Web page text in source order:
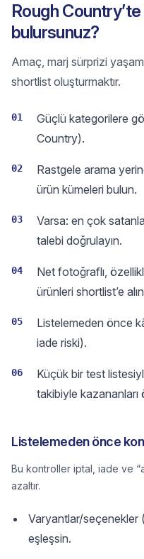
Rough
bulursunuz?
Amaç, marj sürprizi
shortlist oluşturmaktır.
01
Güçlü kategorilere
Country).
02
Rastgele arama
ürün kümeleri bulun.
03
Varsa: en çok
talebi doğrulayın.
04
Net fotoğraflı,
ürünleri shortlist’e
05
Listelemeden önce
iade riski).
06
Küçük bir test
takibiyle kazananları
Listelemeden önce
Bu kontroller iptal, iade ve
azaltır.
Varyantlar/seçenekler
eşleşsin.